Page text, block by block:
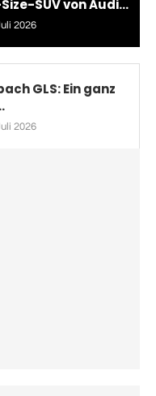
SUV von Audi...
2026
GLS: Ein ganz
2026